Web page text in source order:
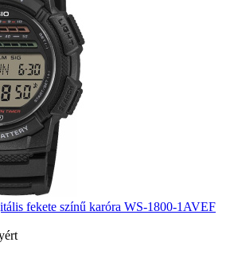
fekete színű karóra WS-1800-1AVEF